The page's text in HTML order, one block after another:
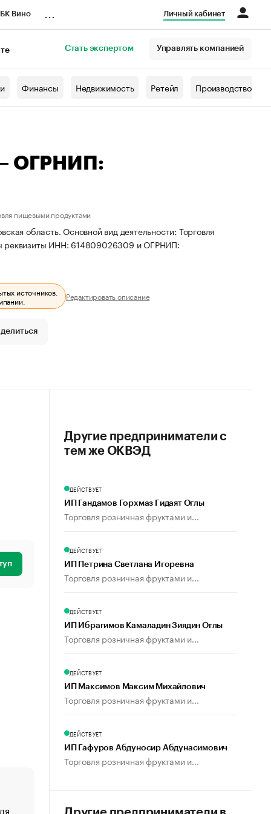
Вино Личный кабинет
Стать экспертом Управлять компанией
Финансы Недвижимость Ретейл Производство
ОГРНИП:
пищевыми продуктами
область. Основной вид деятельности: Торговля
реквизиты ИНН: 614809026309 и ОГРНИП:
источников.
Редактировать описание
«От спорта тело стареет иначе». Как живет глава
Другие предприниматели с
тем же ОКВЭД
ДЕЙСТВУЕТ
ИП Гандамов Горхмаз Гидаят Оглы
Торговля розничная фруктами и...
ДЕЙСТВУЕТ
ИП Петрина Светлана Игоревна
Торговля розничная фруктами и...
ДЕЙСТВУЕТ
ИП Ибрагимов Камаладин Зиядин Оглы
Торговля розничная фруктами и...
ДЕЙСТВУЕТ
ИП Максимов Максим Михайлович
Торговля розничная фруктами и...
ДЕЙСТВУЕТ
ИП Гафуров Абдуносир Абдунасимович
Торговля розничная фруктами и...